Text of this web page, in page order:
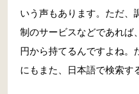
いう声もあります。ただ、
制のサービスなどであれば
円から持てるんですよね。
にもまた、日本語で検索す